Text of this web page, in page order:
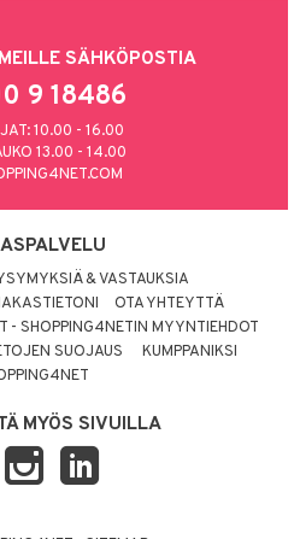
SÄHKÖPOSTIA
9 18486
10.00 - 16.00
13.00 - 14.00
& VASTAUKSIA
OTA YHTEYTTÄ
- SHOPPING4NETIN MYYNTIEHDOT
SUOJAUS
KUMPPANIKSI
MYÖS SIVUILLA